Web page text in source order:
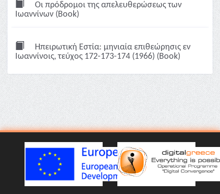
Οι πρόδρομοι της απελευθερώσεως των
Ιωαννίνων (Book)
Ηπειρωτική Εστία: μηνιαία επιθεώρησις εν
Ιωαννίνοις, τεύχος 172-173-174 (1966) (Book)